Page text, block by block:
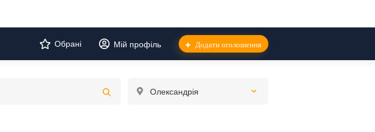
Обрані Мій профіль Додати оголошення
Олександрія